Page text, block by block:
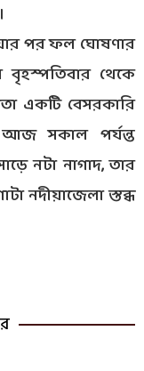
পর ফল ঘোষণার
বৃহস্পতিবার থেকে
একটি বেসরকারি
আজ সকাল পর্যন্ত
নটা নাগাদ, তার
নদীয়াজেলা স্তব্ধ